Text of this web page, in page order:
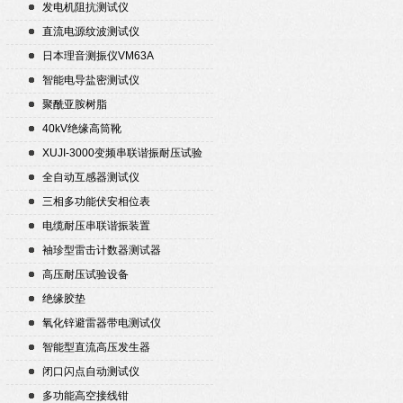
发电机阻抗测试仪
直流电源纹波测试仪
日本理音测振仪VM63A
智能电导盐密测试仪
聚酰亚胺树脂
40kV绝缘高筒靴
XUJI-3000变频串联谐振耐压试验
装置
全自动互感器测试仪
三相多功能伏安相位表
电缆耐压串联谐振装置
袖珍型雷击计数器测试器
高压耐压试验设备
绝缘胶垫
氧化锌避雷器带电测试仪
智能型直流高压发生器
闭口闪点自动测试仪
多功能高空接线钳